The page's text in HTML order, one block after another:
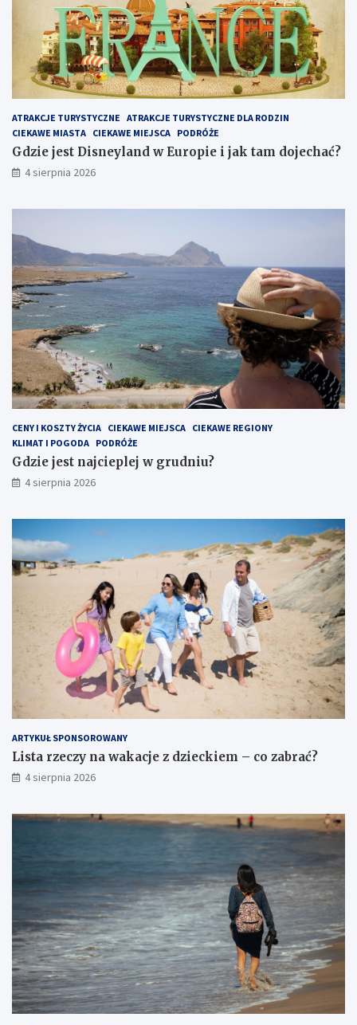
i
d
z
i
ć
ATRAKCJE TURYSTYCZNE ATRAKCJE TURYSTYCZNE DLA RODZIN
CIEKAWE MIASTA CIEKAWE MIEJSCA PODRÓŻE
Gdzie jest Disneyland w Europie i jak tam dojechać?
4 sierpnia 2026
CENY I KOSZTY ŻYCIA CIEKAWE MIEJSCA CIEKAWE REGIONY
KLIMAT I POGODA PODRÓŻE
Gdzie jest najcieplej w grudniu?
4 sierpnia 2026
ARTYKUŁ SPONSOROWANY
Lista rzeczy na wakacje z dzieckiem – co zabrać?
4 sierpnia 2026